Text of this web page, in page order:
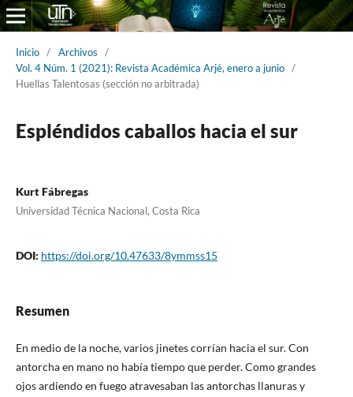
Inicio / Archivos
/
Vol. 4 Núm. 1 (2021): Revista Académica Arjé, enero a junio /
Huellas Talentosas (sección no arbitrada)
Espléndidos caballos hacia el sur
Kurt Fábregas
Universidad Técnica Nacional, Costa Rica
DOI: https://doi.org/10.47633/8ymmss15
Resumen
En medio de la noche, varios jinetes corrían hacia el sur. Con
antorcha en mano no había tiempo que perder. Como grandes
ojos ardiendo en fuego atravesaban las antorchas llanuras y